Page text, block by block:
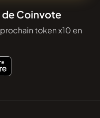
de Coinvote
token x10 en